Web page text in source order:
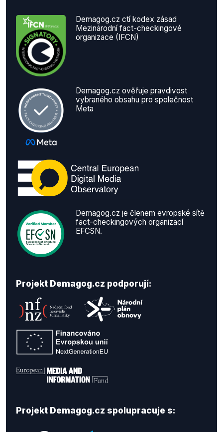
Demagog.cz ctí kodex zásad
Mezinárodní fact-checkingové
organizace (IFCN)
Demagog.cz ověřuje pravdivost
vybraného obsahu pro společnost
Meta
Demagog.cz je členem evropské sítě
fact-checkingových organizací
EFCSN.
Projekt Demagog.cz podporují:
Projekt Demagog.cz spolupracuje s: